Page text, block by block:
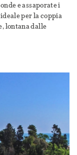
e assaporate i
per la coppia
lontana dalle